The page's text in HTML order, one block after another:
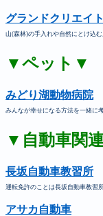
グランドクリエイト
山(森林)の手入れや自然にとけ込む
▼ペット▼
みどり湖動物病院
みんなが幸せになる方法を一緒に
▼自動車関
長坂自動車教習所
運転免許のことは長坂自動車教習
アサカ自動車